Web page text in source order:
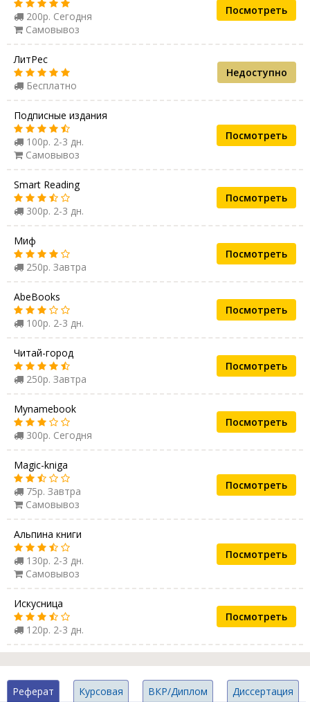
200р. Сегодня
Самовывоз
Посмотреть
ЛитРес
Бесплатно
Недоступно
Подписные издания
100р. 2-3 дн.
Самовывоз
Посмотреть
Smart Reading
300р. 2-3 дн.
Посмотреть
Миф
250р. Завтра
Посмотреть
AbeBooks
100р. 2-3 дн.
Посмотреть
Читай-город
250р. Завтра
Посмотреть
Mynamebook
300р. Сегодня
Посмотреть
Magic-kniga
75р. Завтра
Самовывоз
Посмотреть
Альпина книги
130р. 2-3 дн.
Самовывоз
Посмотреть
Искусница
120р. 2-3 дн.
Посмотреть
Реферат Курсовая ВКР/Диплом Диссертация